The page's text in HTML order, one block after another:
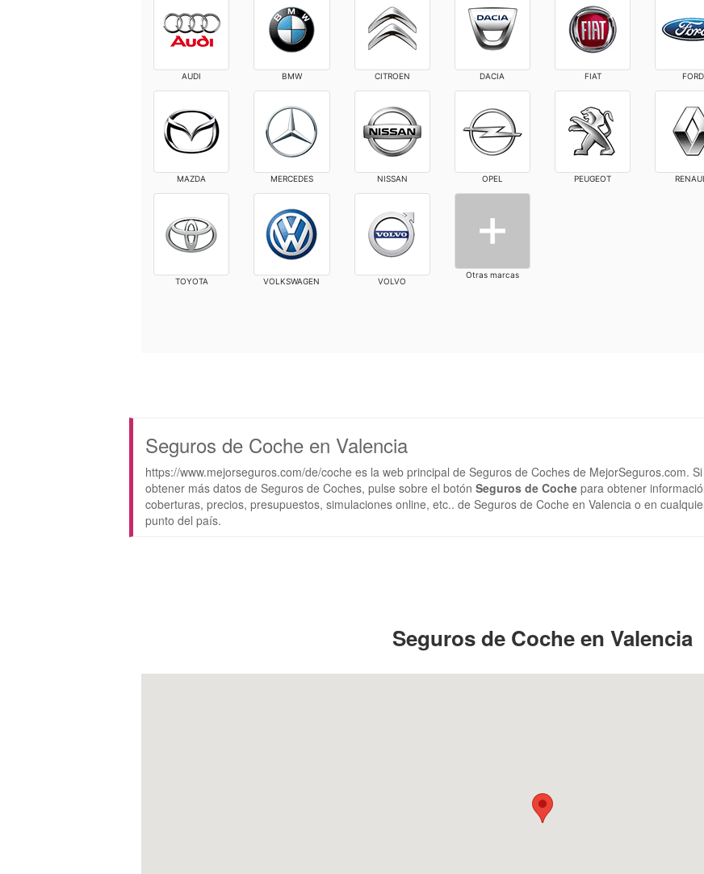
AUDI BMW CITROEN DACIA FIAT FORD
MAZDA MERCEDES NISSAN OPEL PEUGEOT
TOYOTA VOLKSWAGEN VOLVO
Otras marcas
Seguros de Coche en Valencia
https://www.mejorseguros.com/de/coche es la web principal de Seguros de Coches de MejorSeguros.com.
obtener más datos de Seguros de Coches, pulse sobre el botón Seguros de Coche para obtener
coberturas, precios, presupuestos, simulaciones online, etc.. de Seguros de Coche en Valencia o en
punto del país.
Seguros de Coche en Valencia